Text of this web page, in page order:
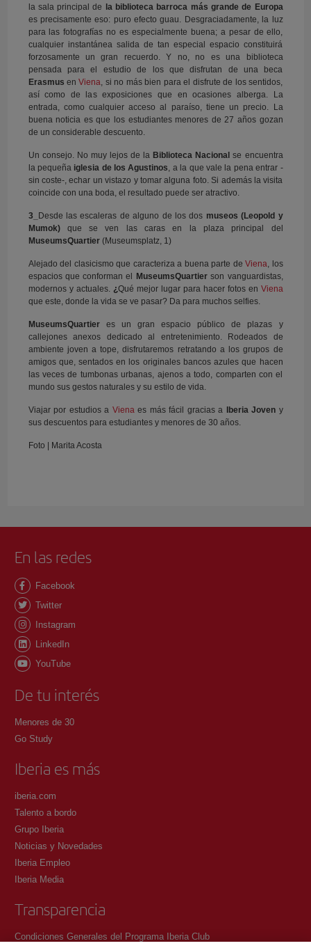
la sala principal de la biblioteca barroca más grande de Europa
es precisamente eso: puro efecto guau. Desgraciadamente, la luz
para las fotografías no es especialmente buena; a pesar de ello,
cualquier instantánea salida de tan especial espacio constituirá
forzosamente un gran recuerdo. Y no, no es una biblioteca
pensada para el estudio de los que disfrutan de una beca
Erasmus enViena , si no más bien para el disfrute de los sentidos,
así como de las exposiciones que en ocasiones alberga. La
entrada, como cualquier acceso al paraíso, tiene un precio. La
buena noticia es que los estudiantes menores de 27 años gozan
de un considerable descuento.
Un consejo. No muy lejos de la Biblioteca Nacional se encuentra
la pequeña iglesia de los Agustinos , a la que vale la pena entrar -
sin coste-, echar un vistazo y tomar alguna foto. Si además la visita
coincide con una boda, el resultado puede ser atractivo.
3_ Desde las escaleras de alguno de los dos museos (Leopold y
Mumok) que se ven las caras en la plaza principal del
MuseumsQuartier (Museumsplatz, 1)
Alejado del clasicismo que caracteriza a buena parte de Viena , los
espacios que conforman el MuseumsQuartierson vanguardistas,
modernos y actuales. ¿Qué mejor lugar para hacer fotos en Viena
que este, donde la vida se ve pasar? Da para muchos selfies.
MuseumsQuartieres un gran espacio público de plazas y
callejones anexos dedicado al entretenimiento. Rodeados de
ambiente joven a tope, disfrutaremos retratando a los grupos de
amigos que, sentados en los originales bancos azules que hacen
las veces de tumbonas urbanas, ajenos a todo, comparten con el
mundo sus gestos naturales y su estilo de vida.
Viajar por estudios a Viena es más fácil gracias a Iberia Joven y
sus descuentos para estudiantes y menores de 30 años.
Foto | Marita Acosta
En las redes
Facebook
Twitter
Instagram
LinkedIn
YouTube
De tu interés
Menores de 30
Go Study
Iberia es más
iberia.com
Talento a bordo
Grupo Iberia
Noticias y Novedades
Iberia Empleo
Iberia Media
Transparencia
Condiciones Generales del Programa Iberia Club